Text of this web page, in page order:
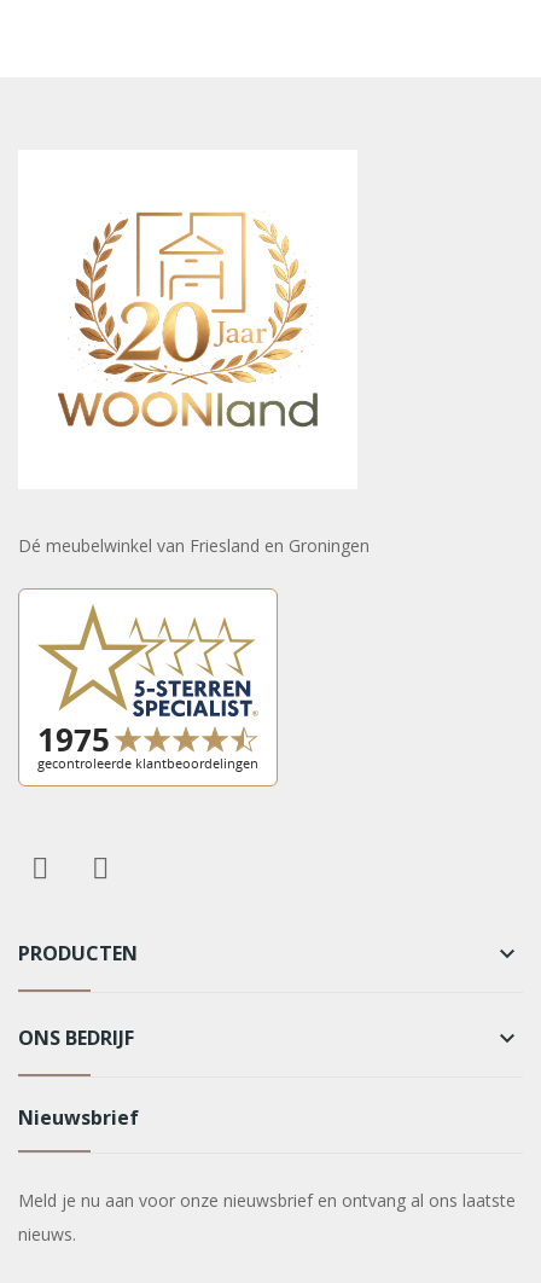
Dé meubelwinkel van Friesland en Groningen
PRODUCTEN keyboard_arrow_down
ONS BEDRIJF keyboard_arrow_down
Nieuwsbrief
Meld je nu aan voor onze nieuwsbrief en ontvang al ons laatste
nieuws.